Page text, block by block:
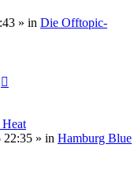
» in Die Offtopic-
22:35 » in Hamburg Blue